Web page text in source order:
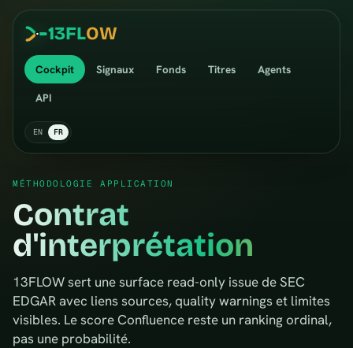
13FLOW
Cockpit Signaux Fonds Titres
Agents
API
EN FR
MÉTHODOLOGIE APPLICATION
Contrat
d'interprétation
13FLOW sert une surface read-only issue de SEC
EDGAR avec liens sources, quality warnings et limites
visibles. Le score Confluence reste un ranking ordinal,
pas une probabilité.